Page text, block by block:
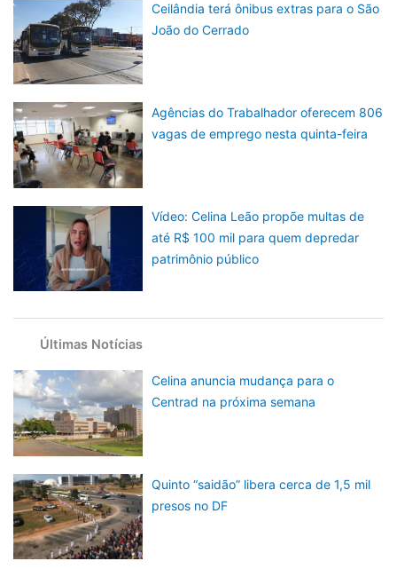
Ceilândia terá ônibus extras para o São
João do Cerrado
Agências do Trabalhador oferecem 806
vagas de emprego nesta quinta-feira
Vídeo: Celina Leão propõe multas de
até R$ 100 mil para quem depredar
patrimônio público
Últimas Notícias
Celina anuncia mudança para o
Centrad na próxima semana
Quinto “saidão” libera cerca de 1,5 mil
presos no DF